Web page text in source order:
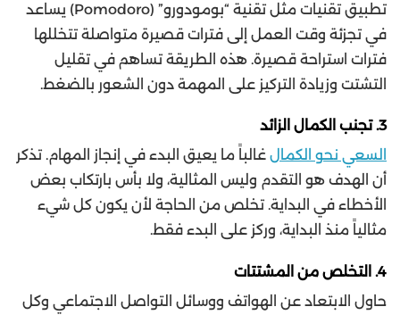
تطبيق تقنيات مثل تقنية “بومودورو” (Pomodoro) يساعد
في تجزئة وقت العمل إلى فترات قصيرة متواصلة تتخللها
فترات استراحة قصيرة. هذه الطريقة تساهم في تقليل
التشتت وزيادة التركيز على المهمة دون الشعور بالضغط.
3. تجنب الكمال الزائد
السعي نحو الكمالغالباً ما يعيق البدء في إنجاز المهام. تذكر
أن الهدف هو التقدم وليس المثالية، ولا بأس بارتكاب بعض
الأخطاء في البداية. تخلص من الحاجة لأن يكون كل شيء
مثالياً منذ البداية، وركز على البدء فقط.
4.
التخلص من المشتتات
حاول الابتعاد عن الهواتف ووسائل التواصل الاجتماعي وكل